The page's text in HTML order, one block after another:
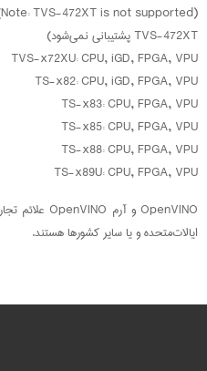
TVS-472XT پشتیبانی نمی‌شود)
TVS-x72XU: CPU, iGD, FPGA, VPU
TS-x82: CPU, iGD, FPGA, VPU
TS-x83: CPU, FPGA, VPU
TS-x85: CPU, FPGA, VPU
TS-x88: CPU, FPGA, VPU
TS-x89U: CPU, FPGA, VPU
ایالات‌متحده و یا سایر کشورها هستند.